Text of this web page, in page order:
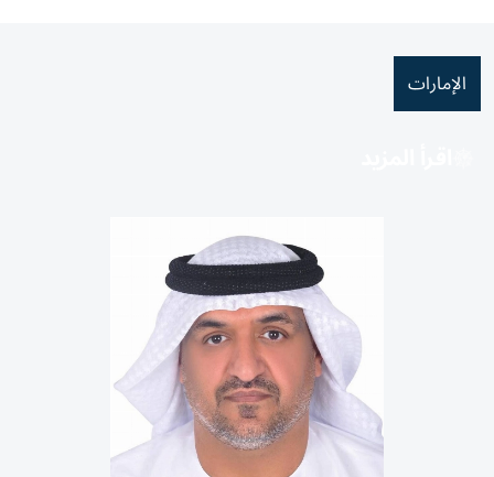
الإمارات